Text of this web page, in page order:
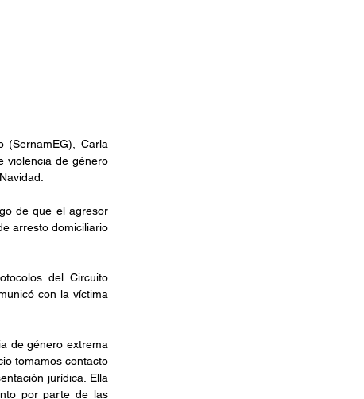
(SernamEG), Carla
violencia de género
de que el agresor
arresto domiciliario
del Circuito
con la víctima
de género extrema
tomamos contacto
jurídica. Ella
por parte de las